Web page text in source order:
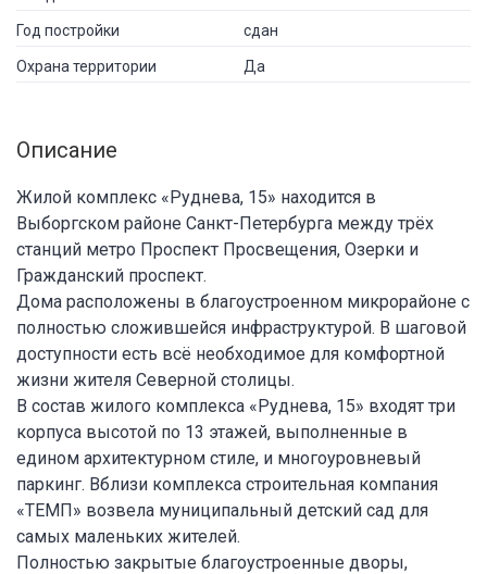
Год постройки сдан
Охрана территории Да
Описание
Жилой комплекс «Руднева, 15» находится в
Выборгском районе Санкт-Петербурга между трёх
станций метро Проспект Просвещения, Озерки и
Гражданский проспект.
Дома расположены в благоустроенном микрорайоне с
полностью сложившейся инфраструктурой. В шаговой
доступности есть всё необходимое для комфортной
жизни жителя Северной столицы.
В состав жилого комплекса «Руднева, 15» входят три
корпуса высотой по 13 этажей, выполненные в
едином архитектурном стиле, и многоуровневый
паркинг. Вблизи комплекса строительная компания
«ТЕМП» возвела муниципальный детский сад для
самых маленьких жителей.
Полностью закрытые благоустроенные дворы,